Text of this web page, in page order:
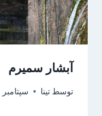
آبشار سمیرم
توسط تینا سپتامبر 3, 2023